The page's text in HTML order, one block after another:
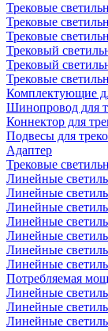
Трековые
Трековые
Трековые
Трековый
Трековый
Трековые
Комплектующие
Шинопровод для
Коннектор для
Подвесы для
Адаптер
Трековые
Линейные
Линейные
Линейные
Линейные
Линейные
Линейные
Линейные
Потребляемая
Линейные
Линейные
Линейные